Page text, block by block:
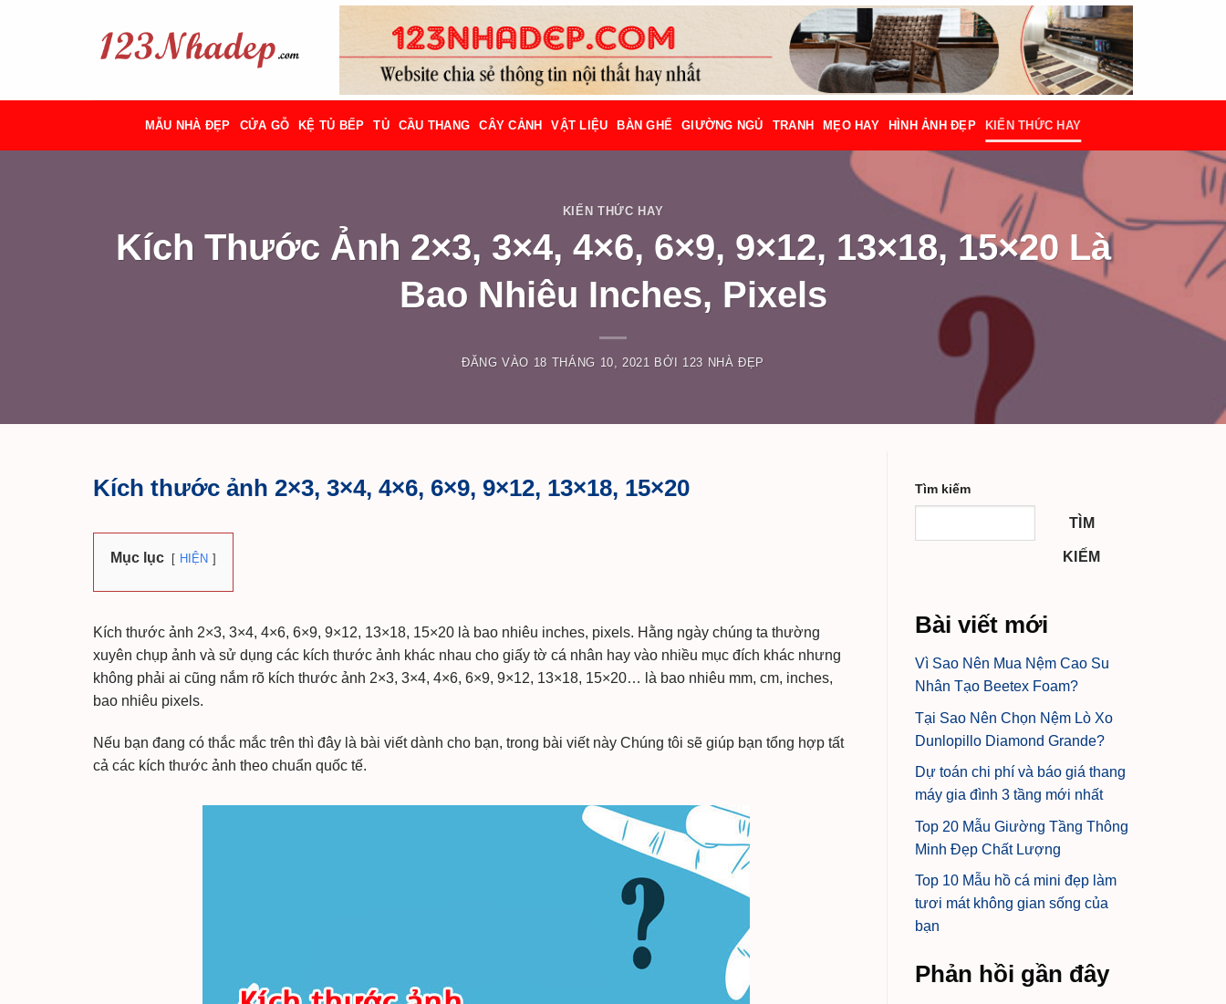
MẪU NHÀ ĐẸP CỬA GỖ KỆ TỦ BẾP TỦ CẦU THANG CÂY CẢNH VẬT LIỆU BÀN GHẾ GIƯỜNG NGỦ TRANH MẸO HAY HÌNH ẢNH ĐẸP KIẾN THỨC HAY
KIẾN THỨC HAY
Kích Thước Ảnh 2×3, 3×4, 4×6, 6×9, 9×12, 13×18, 15×20 Là
Bao Nhiêu Inches, Pixels
ĐĂNG VÀO 18 THÁNG 10, 2021 BỞI 123 NHÀ ĐẸP
Kích thước ảnh 2×3, 3×4, 4×6, 6×9, 9×12, 13×18, 15×20
Mục lục HIỆN
Kích thước ảnh 2×3, 3×4, 4×6, 6×9, 9×12, 13×18, 15×20 là bao nhiêu inches, pixels. Hằng ngày chúng ta thường
xuyên chụp ảnh và sử dụng các kích thước ảnh khác nhau cho giấy tờ cá nhân hay vào nhiều mục đích khác nhưng
không phải ai cũng nắm rõ kích thước ảnh 2×3, 3×4, 4×6, 6×9, 9×12, 13×18, 15×20… là bao nhiêu mm, cm, inches,
bao nhiêu pixels.
Nếu bạn đang có thắc mắc trên thì đây là bài viết dành cho bạn, trong bài viết này Chúng tôi sẽ giúp bạn tổng hợp tất
cả các kích thước ảnh theo chuẩn quốc tế.
Tìm kiếm
TÌM
KIẾM
Bài viết mới
Vì Sao Nên Mua Nệm Cao Su
Nhân Tạo Beetex Foam?
Tại Sao Nên Chọn Nệm Lò Xo
Dunlopillo Diamond Grande?
Dự toán chi phí và báo giá thang
máy gia đình 3 tầng mới nhất
Top 20 Mẫu Giường Tầng Thông
Minh Đẹp Chất Lượng
Top 10 Mẫu hồ cá mini đẹp làm
tươi mát không gian sống của
bạn
Phản hồi gần đây